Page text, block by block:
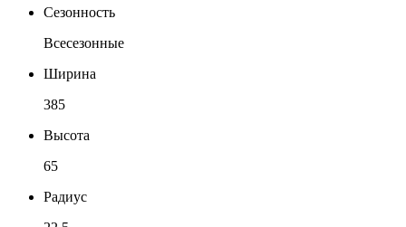
Сезонность
Всесезонные
Ширина
385
Высота
65
Радиус